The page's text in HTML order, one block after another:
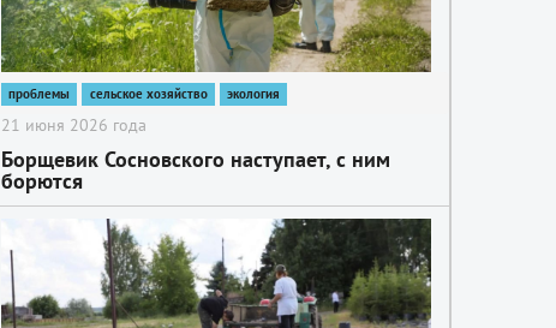
проблемы сельское хозяйство экология
21 июня 2026 года
Борщевик Сосновского наступает, с ним
борются